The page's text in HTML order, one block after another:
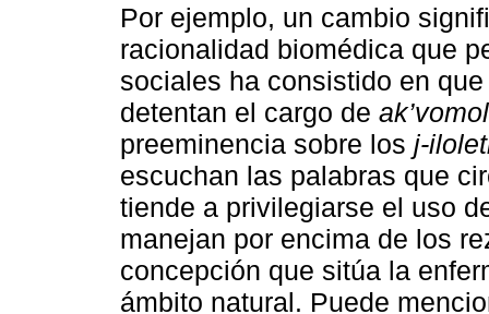
Por ejemplo, un cambio
racionalidad biomédica que
sociales ha consistido en
detentan el cargo de ak’vomol
preeminencia sobre los j-
escuchan las palabras que
tiende a privilegiarse el uso
manejan por encima de los
concepción que sitúa la
ámbito natural. Puede